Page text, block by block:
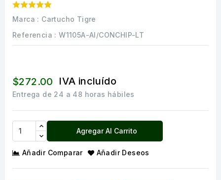
Marca : Cartucho Tigre
Referencia : W1105A-AI/CONCHIP-LT
$272.00 IVA incluído
Entrega de 24 a 48 horas hábiles
Agregar Al Carrito
Añadir Comparar Añadir Deseos